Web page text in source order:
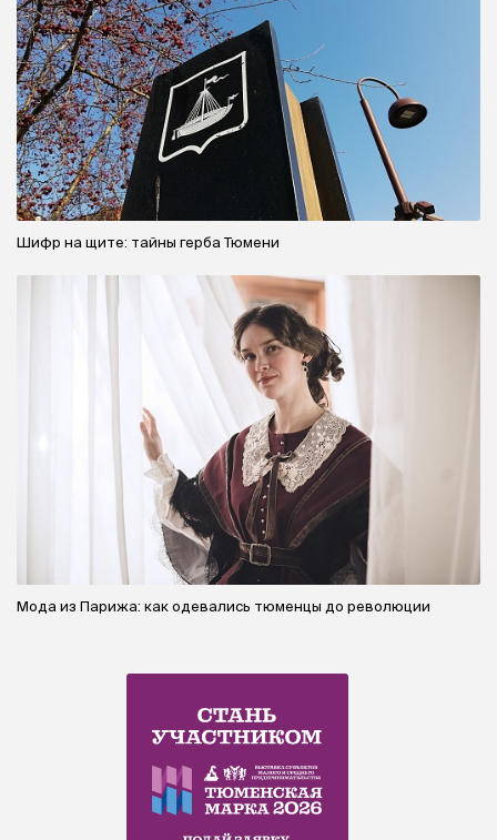
Шифр на щите: тайны герба Тюмени
Мода из Парижа: как одевались тюменцы до революции